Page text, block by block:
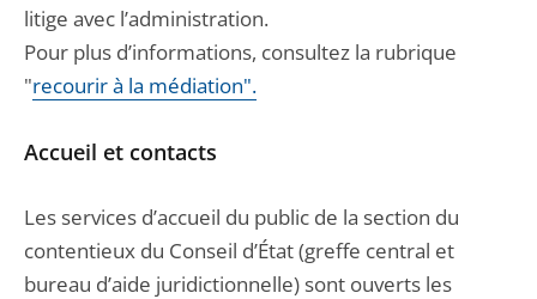
litige avec l’administration.
Pour plus d’informations, consultez la rubrique
"recourir à la médiation".
Accueil et contacts
Les services d’accueil du public de la section du
contentieux du Conseil d’État (greffe central et
bureau d’aide juridictionnelle) sont ouverts les